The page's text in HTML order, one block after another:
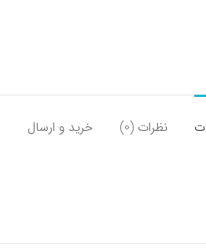
نظرات (0) خرید و ارسال